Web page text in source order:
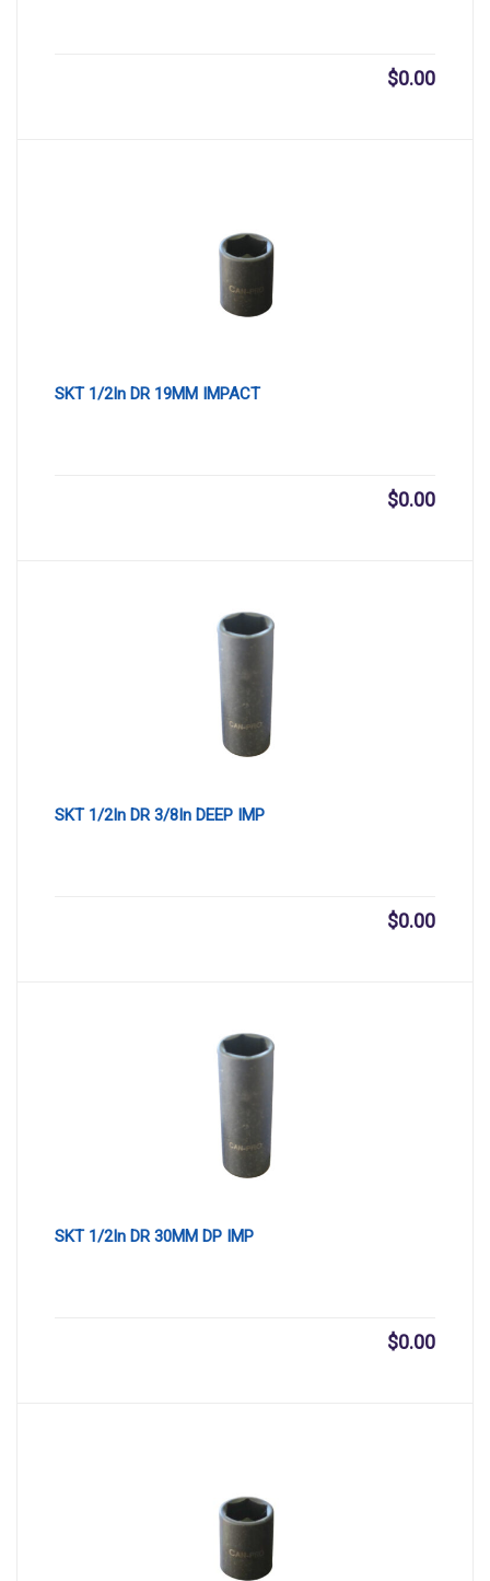
$0.00
SKT 1/2In DR 19MM IMPACT
$0.00
SKT 1/2In DR 3/8In DEEP IMP
$0.00
SKT 1/2In DR 30MM DP IMP
$0.00